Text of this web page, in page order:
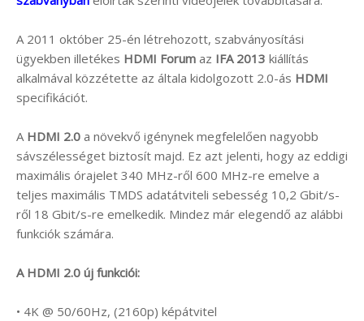
A 2011 október 25-én létrehozott, szabványosítási
ügyekben illetékes HDMI Forum az IFA 2013 kiállítás
alkalmával közzétette az általa kidolgozott 2.0-ás HDMI
specifikációt.
A HDMI 2.0 a növekvő igénynek megfelelően nagyobb
sávszélességet biztosít majd. Ez azt jelenti, hogy az eddigi
maximális órajelet 340 MHz-ről 600 MHz-re emelve a
teljes maximális TMDS adatátviteli sebesség 10,2 Gbit/s-
ről 18 Gbit/s-re emelkedik. Mindez már elegendő az alábbi
funkciók számára.
A HDMI 2.0 új funkciói:
• 4K @ 50/60Hz, (2160p) képátvitel